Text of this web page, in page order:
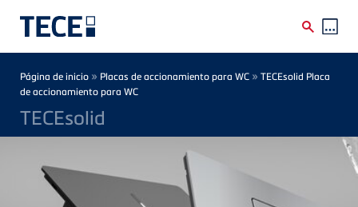
Breadcrumb
Página de inicio » Placas de accionamiento para WC » TECEsolid Placa
de accionamiento para WC
TECEsolid